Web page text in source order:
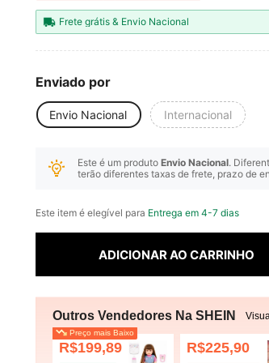
Frete grátis & Envio Nacional
Enviado por
Envio Nacional Internacional
Este é um produto Envio Nacional.
terão diferentes taxas de frete, prazo de
Este item é elegível para Entrega em 4-7 dias
ADICIONAR AO CARRINHO
Outros Vendedores Na SHEIN
Preço mais Baixo
R$199,89 R$225,90